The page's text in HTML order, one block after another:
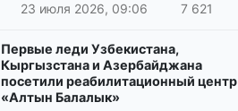
23 июля 2026, 09:06
7 621
Первые леди Узбекистана,
Кыргызстана и Азербайджана
посетили реабилитационный центр
«Алтын Балалык»